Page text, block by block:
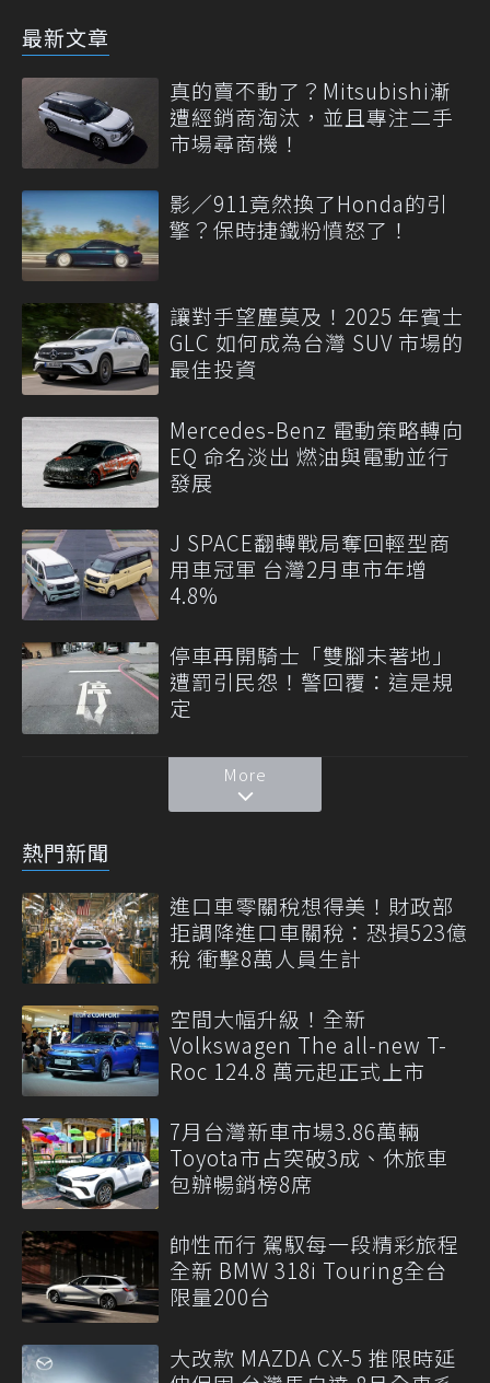
最新文章
真的賣不動了？Mitsubishi漸
遭經銷商淘汰，並且專注二手
市場尋商機！
影／911竟然換了Honda的引
擎？保時捷鐵粉憤怒了！
讓對手望塵莫及！2025 年賓士
GLC 如何成為台灣 SUV 市場的
最佳投資
Mercedes-Benz 電動策略轉向
EQ 命名淡出 燃油與電動並行
發展
J SPACE翻轉戰局奪回輕型商
用車冠軍 台灣2月車市年增
4.8%
停車再開騎士「雙腳未著地」
遭罰引民怨！警回覆：這是規
定
More
熱門新聞
進口車零關稅想得美！財政部
拒調降進口車關稅：恐損523億
稅 衝擊8萬人員生計
空間大幅升級！全新
Volkswagen The all-new T-
Roc 124.8 萬元起正式上市
7月台灣新車市場3.86萬輛
Toyota市占突破3成、休旅車
包辦暢銷榜8席
帥性而行 駕馭每一段精彩旅程
全新 BMW 318i Touring全台
限量200台
大改款 MAZDA CX-5 推限時延